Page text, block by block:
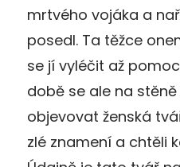
mrtvého vojáka a
posedl. Ta těžce
se jí vyléčit až
době se ale na
objevovat ženská
zlé znamení a chtěli